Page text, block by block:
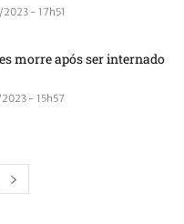
- 17h51
morre após ser internado
- 15h57